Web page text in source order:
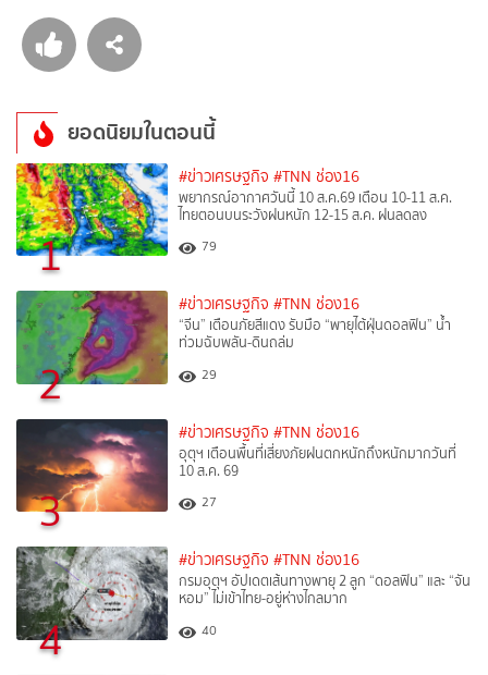
ยอดนิยมในตอนนี้
1
#ข่าวเศรษฐกิจ #TNN ช่อง16
พยากรณ์อากาศวันนี้ 10 ส.ค.69 เตือน 10-11 ส.ค.
ไทยตอนบนระวังฝนหนัก 12-15 ส.ค. ฝนลดลง
79
2
#ข่าวเศรษฐกิจ #TNN ช่อง16
“จีน” เตือนภัยสีแดง รับมือ “พายุไต้ฝุ่นดอลฟิน” น้ำ
ท่วมฉับพลัน-ดินถล่ม
29
3
#ข่าวเศรษฐกิจ #TNN ช่อง16
อุตุฯ เตือนพื้นที่เสี่ยงภัยฝนตกหนักถึงหนักมากวันที่
10 ส.ค. 69
27
4
#ข่าวเศรษฐกิจ #TNN ช่อง16
กรมอุตุฯ อัปเดตเส้นทางพายุ 2 ลูก “ดอลฟิน” และ “จัน
หอม” ไม่เข้าไทย-อยู่ห่างไกลมาก
40